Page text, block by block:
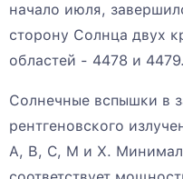
начало июля,
сторону Солнца двух
областей - 4478 и 4479.
Солнечные вспышки в
рентгеновского
A, B, C, M и X.